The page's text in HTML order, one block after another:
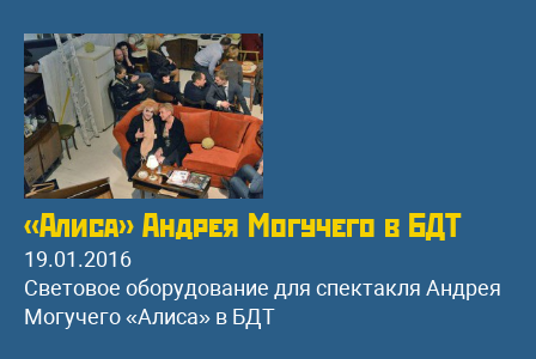
«Алиса» Андрея Могучего в БДТ
19.01.2016
Световое оборудование для спектакля Андрея
Могучего «Алиса» в БДТ